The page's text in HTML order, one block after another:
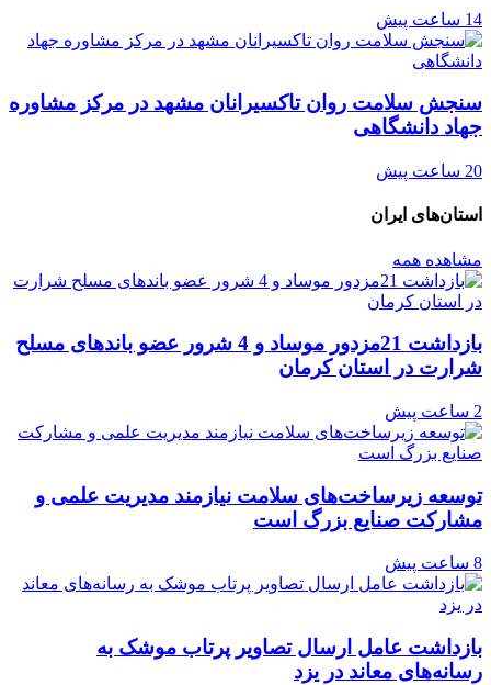
14 ساعت پیش
سنجش سلامت روان تاکسیرانان مشهد در مرکز مشاوره
جهاد دانشگاهی
20 ساعت پیش
استان‌های ایران
مشاهده همه
بازداشت 21مزدور موساد و 4 شرور عضو باندهای مسلح
شرارت در استان کرمان
2 ساعت پیش
توسعه زیرساخت‌های سلامت نیازمند مدیریت علمی و
مشارکت صنایع بزرگ است
8 ساعت پیش
بازداشت عامل ارسال تصاویر پرتاب موشک به
رسانه‌های معاند در یزد